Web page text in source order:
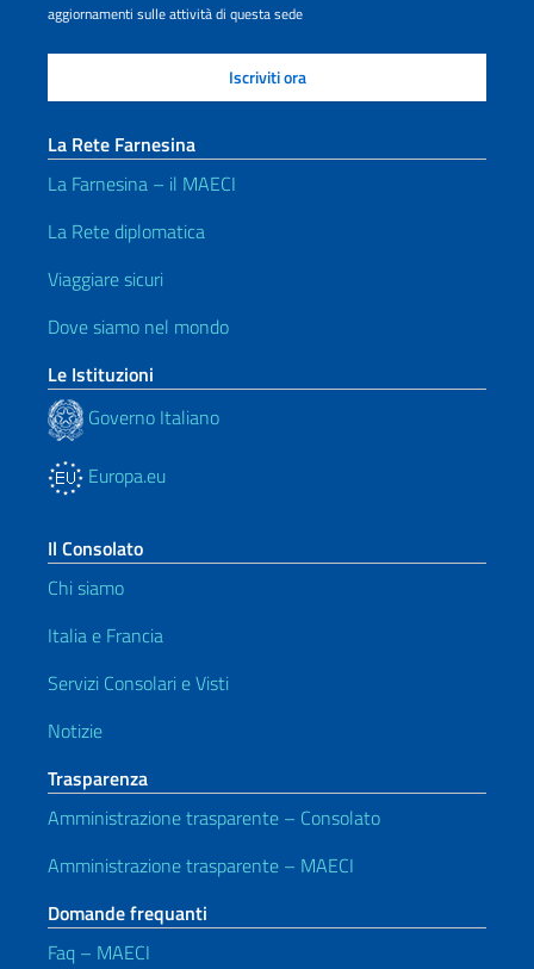
aggiornamenti sulle attività di questa sede
La Rete Farnesina
La Farnesina – il MAECI
La Rete diplomatica
Viaggiare sicuri
Dove siamo nel mondo
Le Istituzioni
Governo Italiano
Europa.eu
Il Consolato
Chi siamo
Italia e Francia
Servizi Consolari e Visti
Notizie
Trasparenza
Amministrazione trasparente – Consolato
Amministrazione trasparente – MAECI
Domande frequanti
Faq – MAECI